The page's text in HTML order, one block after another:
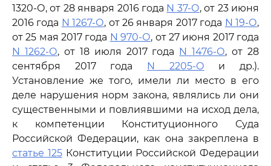
1320-О, от 28 января 2016 года N 37-О, от 23 июня
2016 года N 1267-О, от 26 января 2017 года N 19-О,
от 25 мая 2017 года N 970-О, от 27 июня 2017 года
N 1262-О, от 18 июля 2017 года N 1476-О, от 28
сентября 2017 года N 2205-О и др.).
Установление же того, имели ли место в его
деле нарушения норм закона, являлись ли они
существенными и повлиявшими на исход дела,
к компетенции Конституционного Суда
Российской Федерации, как она закреплена в
статье 125Конституции Российской Федерации